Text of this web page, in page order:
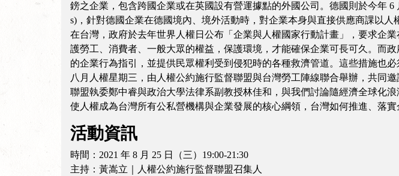
鎊之企業，包含跨國企業或在英國設有營運據點的外國公司。德國則於今年 6
s)，針對德國企業在德國境內、境外活動時，對企業本身與直接供應商課以人
在台灣，政府於去年世界人權日公布「企業與人權國家行動計畫」，要求企
護勞工、消費者、一般大眾的權益，保護環境，才能確保企業可長可久。而
的企業行為指引，並提供民眾權利受到侵犯時的各種救濟管道。這些措施也
八月人權星期三，由人權公約施行監督聯盟與台灣勞工陣線聯合舉辦，共同
聯盟執委鄭中睿與政治大學法律系副教授林佳和，與我們討論隨經濟全球化
使人權成為台灣所有公私營機構與企業發展的核心綱領，台灣如何推進、落
活動資訊
時間：2021 年 8 月 25 日（三）19:00-21:30
主持：黃嵩立｜人權公約施行監督聯盟召集人